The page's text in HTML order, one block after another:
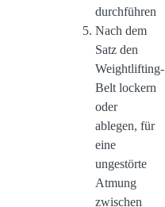
durchführen
Nach dem
Satz den
Weightlifting-
Belt lockern
oder
ablegen, für
eine
ungestörte
Atmung
zwischen